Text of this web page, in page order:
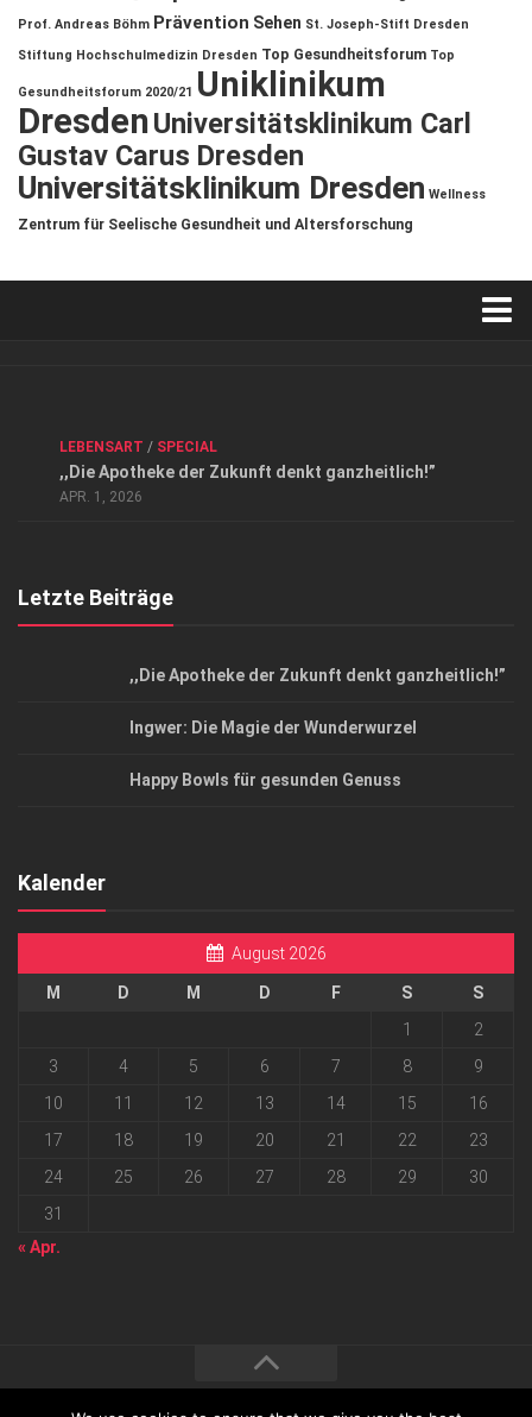
Prof. Andreas Böhm Prävention Sehen St. Joseph-Stift Dresden
Stiftung Hochschulmedizin Dresden Top Gesundheitsforum Top
Gesundheitsforum 2020/21 Uniklinikum
DresdenUniversitätsklinikum Carl
Gustav Carus Dresden
Universitätsklinikum Dresden Wellness
Zentrum für Seelische Gesundheit und Altersforschung
Datenschutzerklärung
Top Magazin Dresden / Ostsachsen
LEBENSART / SPECIAL
,,Die Apotheke der Zukunft denkt ganzheitlich!”
APR. 1, 2026
Letzte Beiträge
,,Die Apotheke der Zukunft denkt ganzheitlich!”
Ingwer: Die Magie der Wunderwurzel
Happy Bowls für gesunden Genuss
Kalender
August 2026
M D M D F S
S
1
2
3
4 5 6 7 8
9
10
11 12 13 14 15
16
17
18 19 20 21 22
23
24
25 26 27 28 29
30
31
« Apr.